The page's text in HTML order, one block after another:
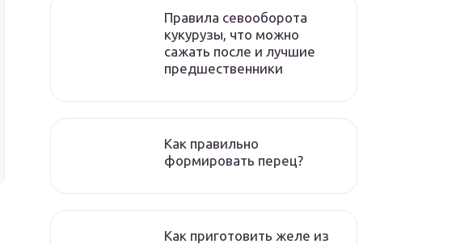
Правила севооборота
кукурузы, что можно
сажать после и лучшие
предшественники
Как правильно
формировать перец?
Как приготовить желе из